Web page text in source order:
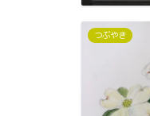
つぶやき